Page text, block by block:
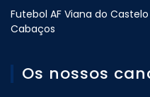
Futebol AF Viana do
Cabaços
Os nossos